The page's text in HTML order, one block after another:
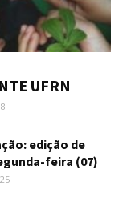
UFRN
edição de
feira (07)